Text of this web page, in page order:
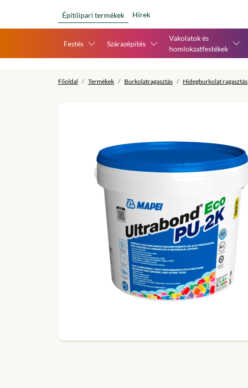
Építőipari termékek Hírek
Festés Szárazépítés
Vakolatok és
homlokzatfestékek
Főoldal Termékek Burkolatragasztás Hidegburkolat ragasztás